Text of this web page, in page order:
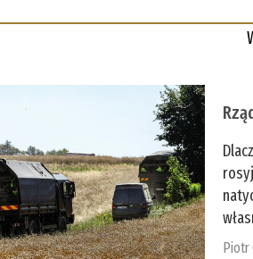
Piotr